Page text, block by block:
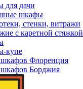
дачи
шкафы
стенки, витражи
с каретной стяжкой
купе
Флоренция
Борджия